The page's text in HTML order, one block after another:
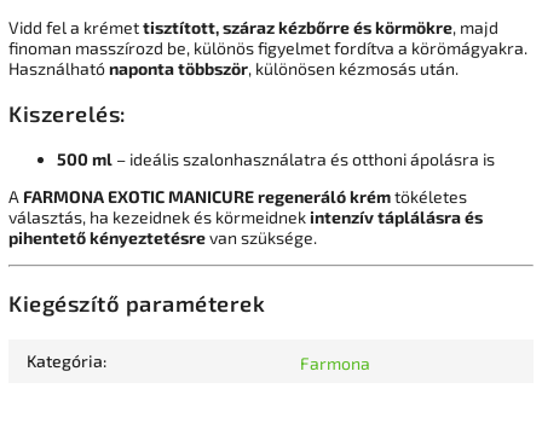
Vidd fel a krémettisztított, száraz kézbőrre és körmökre, majd
finoman masszírozd be, különös figyelmet fordítva a körömágyakra.
Használhatónaponta többször, különösen kézmosás után.
Kiszerelés:
500 ml – ideális szalonhasználatra és otthoni ápolásra is
A FARMONA EXOTIC MANICURE regeneráló krémtökéletes
választás, ha kezeidnek és körmeidnekintenzív táplálásra és
pihentető kényeztetésrevan szüksége.
Kiegészítő paraméterek
Kategória: Farmona